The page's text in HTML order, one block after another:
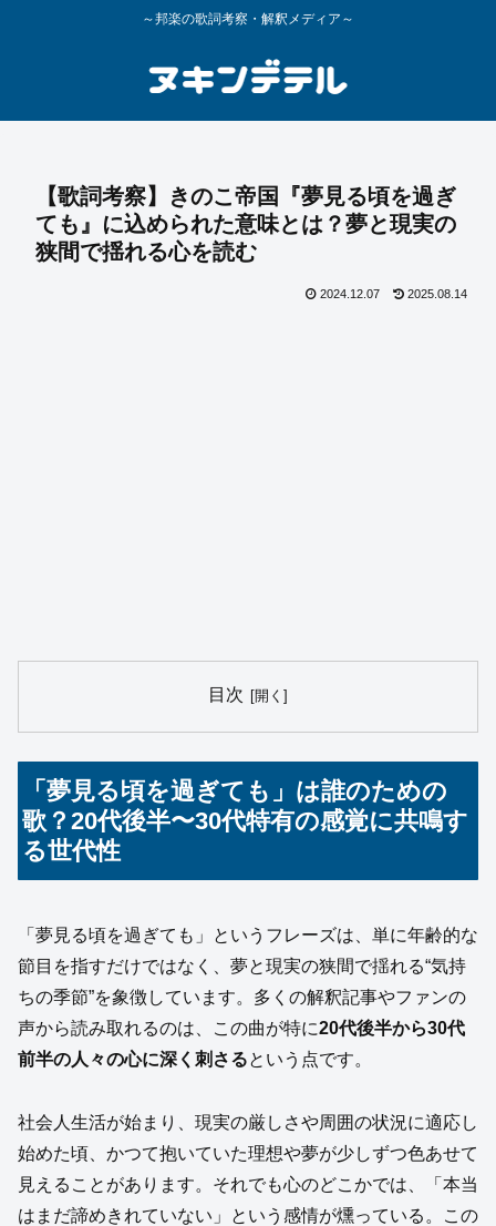
～邦楽の歌詞考察・解釈メディア～
【歌詞考察】きのこ帝国『夢見る頃を過ぎ
ても』に込められた意味とは？夢と現実の
狭間で揺れる心を読む
2024.12.07 2025.08.14
目次
「夢見る頃を過ぎても」は誰のための
歌？20代後半〜30代特有の感覚に共鳴す
る世代性
「夢見る頃を過ぎても」というフレーズは、単に年齢的な
節目を指すだけではなく、夢と現実の狭間で揺れる“気持
ちの季節”を象徴しています。多くの解釈記事やファンの
声から読み取れるのは、この曲が特に20代後半から30代
前半の人々の心に深く刺さるという点です。
社会人生活が始まり、現実の厳しさや周囲の状況に適応し
始めた頃、かつて抱いていた理想や夢が少しずつ色あせて
見えることがあります。それでも心のどこかでは、「本当
はまだ諦めきれていない」という感情が燻っている。この